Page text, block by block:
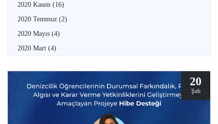
2020 Kasım (16)
2020 Temmuz (2)
2020 Mayıs (4)
2020 Mart (4)
20
Şub